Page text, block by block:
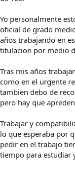
Yo personalmente
oficial de grado
años trabajando en
titulacion por medio
Tras mis años
como en el urgente
tambien debo de
pero hay que
Trabajar y
lo que esperaba por
pedir en el trabajo
tiempo para estudiar